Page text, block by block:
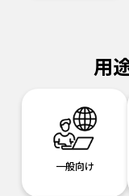
用
一般向け